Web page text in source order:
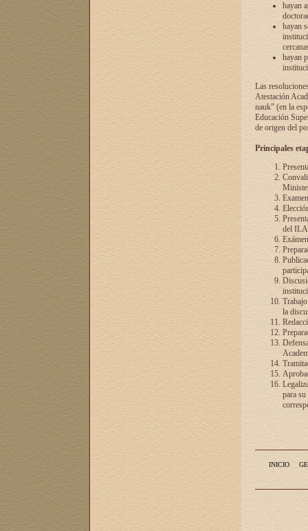
hayan
hayan
hayan
Las
Atestación
nauk” (en la
Educación
de origen del
Principales
del
la
para
INICIO